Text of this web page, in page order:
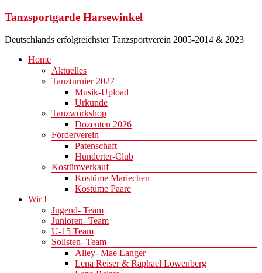
Zum
springen
Tanzsportgarde Harsewinkel
Deutschlands erfolgreichster Tanzsportverein 2005-2014 & 2023
Menü
Home
Aktuelles
Tanzturnier 2027
Musik-Upload
Urkunde
Tanzworkshop
Dozenten 2026
Förderverein
Patenschaft
Hunderter-Club
Kostümverkauf
Kostüme Mariechen
Kostüme Paare
Wir !
Jugend- Team
Junioren- Team
Ü-15 Team
Solisten- Team
Alley- Mae Langer
Lena Reiser & Raphael Löwenberg